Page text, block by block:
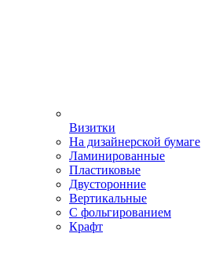
Визитки
На дизайнерской бумаге
Ламинированные
Пластиковые
Двусторонние
Вертикальные
С фольгированием
Крафт